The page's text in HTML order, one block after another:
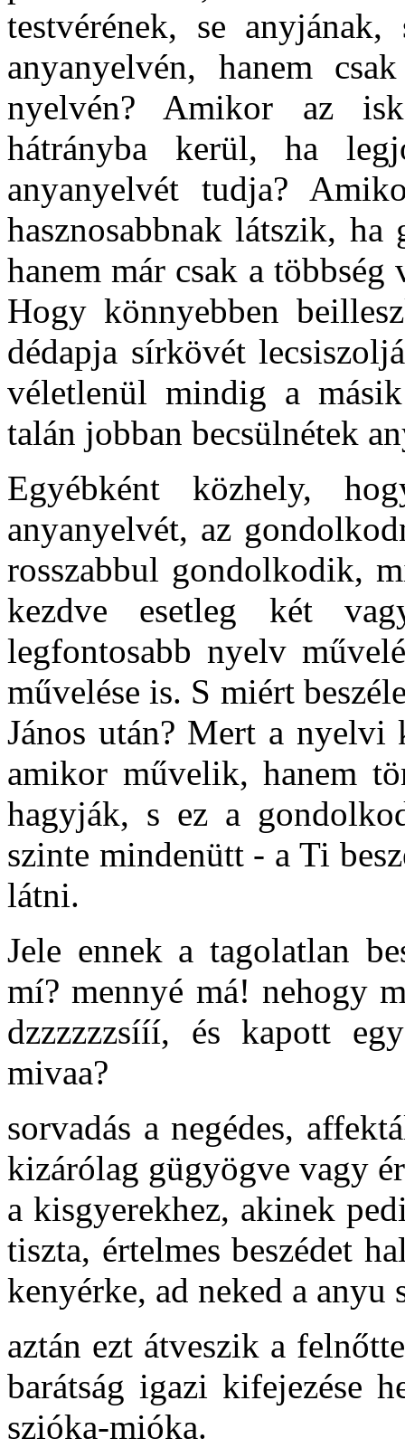
testvérének, se anyjának,
anyanyelvén, hanem
nyelvén? Amikor az
hátrányba kerül, ha
anyanyelvét tudja?
hasznosabbnak látszik,
hanem már csak a
Hogy könnyebben
dédapja sírkövét
véletlenül mindig a
talán jobban becsülnétek
Egyébként közhely,
anyanyelvét, az
rosszabbul gondolkodik,
kezdve esetleg két
legfontosabb nyelv
művelése is. S miért
János után? Mert a nyelvi
amikor művelik, hanem
hagyják, s ez a
szinte mindenütt - a Ti
látni.
Jele ennek a tagolatlan
mí? mennyé má! nehogy
dzzzzzzsííí, és kapott
mivaa?
sorvadás a negédes,
kizárólag gügyögve vagy
a kisgyerekhez, akinek
tiszta, értelmes beszédet
kenyérke, ad neked a anyu
aztán ezt átveszik a
barátság igazi kifejezése
szióka-mióka.